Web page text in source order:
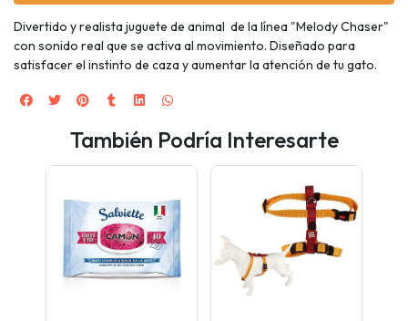
Divertido y realista juguete de animal de la línea "Melody Chaser"
con sonido real que se activa al movimiento. Diseñado para
satisfacer el instinto de caza y aumentar la atención de tu gato.
También Podría Interesarte